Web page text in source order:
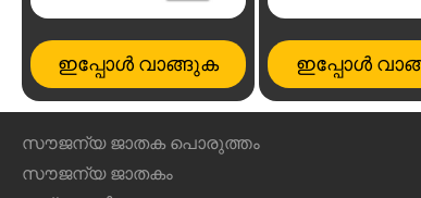
ഇപ്പോൾ വാങ്ങുക ഇപ്പോൾ
സൗജന്യ ജാതക പൊരുത്തം
സൗജന്യ ജാതകം